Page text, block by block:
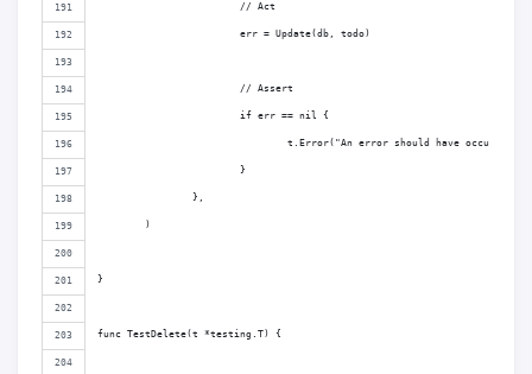
			// Act
			err = Update(db, todo)
			// Assert
			if err == nil {
				t.Error("An error should have occurred.")
			}
		},
	)
}
func TestDelete(t *testing.T) {